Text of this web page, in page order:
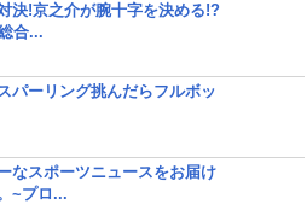
決!京之介が腕十字を決める!?
合...
パーリング挑んだらフルボッ
なスポーツニュースをお届け
~プロ...